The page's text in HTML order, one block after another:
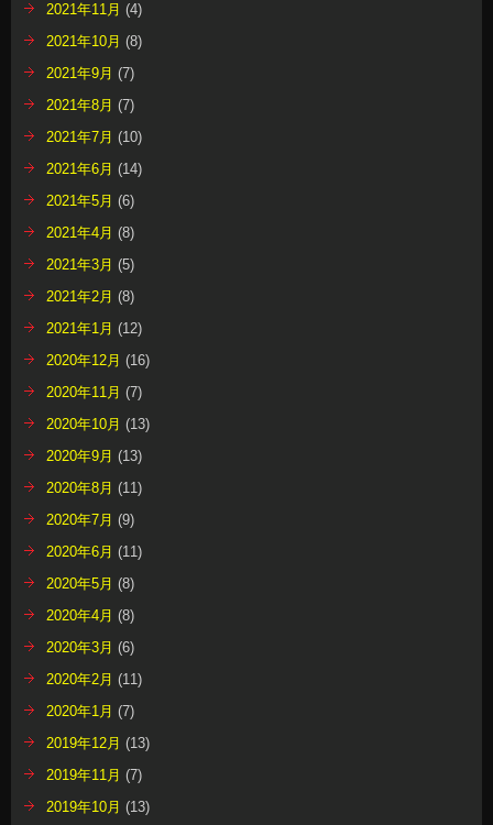
2021年11月 (4)
2021年10月 (8)
2021年9月 (7)
2021年8月 (7)
2021年7月 (10)
2021年6月 (14)
2021年5月 (6)
2021年4月 (8)
2021年3月 (5)
2021年2月 (8)
2021年1月 (12)
2020年12月 (16)
2020年11月 (7)
2020年10月 (13)
2020年9月 (13)
2020年8月 (11)
2020年7月 (9)
2020年6月 (11)
2020年5月 (8)
2020年4月 (8)
2020年3月 (6)
2020年2月 (11)
2020年1月 (7)
2019年12月 (13)
2019年11月 (7)
2019年10月 (13)